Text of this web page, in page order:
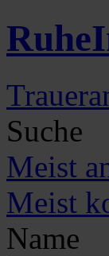
Ruhe
Suche
Meist
Meist
Name